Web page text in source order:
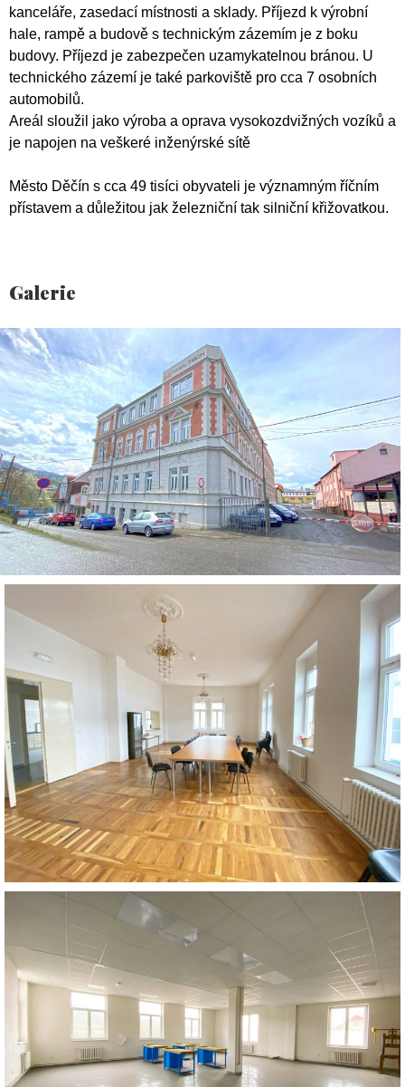
kanceláře, zasedací místnosti a sklady. Příjezd k výrobní
hale, rampě a budově s technickým zázemím je z boku
budovy. Příjezd je zabezpečen uzamykatelnou bránou. U
technického zázemí je také parkoviště pro cca 7 osobních
automobilů.
Areál sloužil jako výroba a oprava vysokozdvižných vozíků a
je napojen na veškeré inženýrské sítě
Město Děčín s cca 49 tisíci obyvateli je významným říčním
přístavem a důležitou jak železniční tak silniční křižovatkou.
Galerie